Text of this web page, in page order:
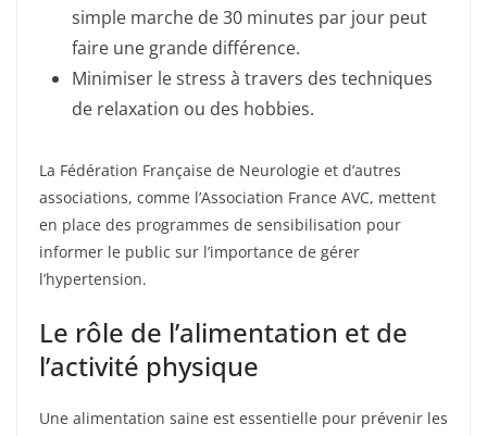
simple marche de 30 minutes par jour peut
faire une grande différence.
Minimiser le stress à travers des techniques
de relaxation ou des hobbies.
La Fédération Française de Neurologie et d’autres
associations, comme l’Association France AVC, mettent
en place des programmes de sensibilisation pour
informer le public sur l’importance de gérer
l’hypertension.
Le rôle de l’alimentation et de
l’activité physique
Une alimentation saine est essentielle pour prévenir les